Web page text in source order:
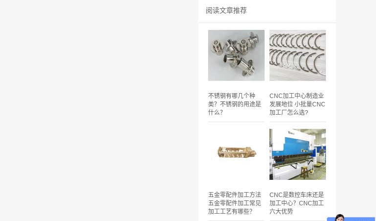
阅读文章推荐
不锈钢有哪几个种
类？不锈钢的用途是
什么？
CNC加工中心制造业
发展地位 小批量CNC
加工厂怎么选?
五金零配件加工方法
五金零配件加工常见
加工工艺有哪些？
CNC是数控车床还是
加工中心？CNC加工
六大优势